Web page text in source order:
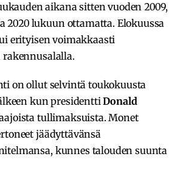
aikana sitten vuoden 2009,
2020 lukuun ottamatta. Elokuussa
erityisen voimakkaasti
rakennusalalla.
on ollut selvintä toukokuusta
kun presidenttiDonald
tullimaksuista. Monet
jäädyttävänsä
kunnes talouden suunta